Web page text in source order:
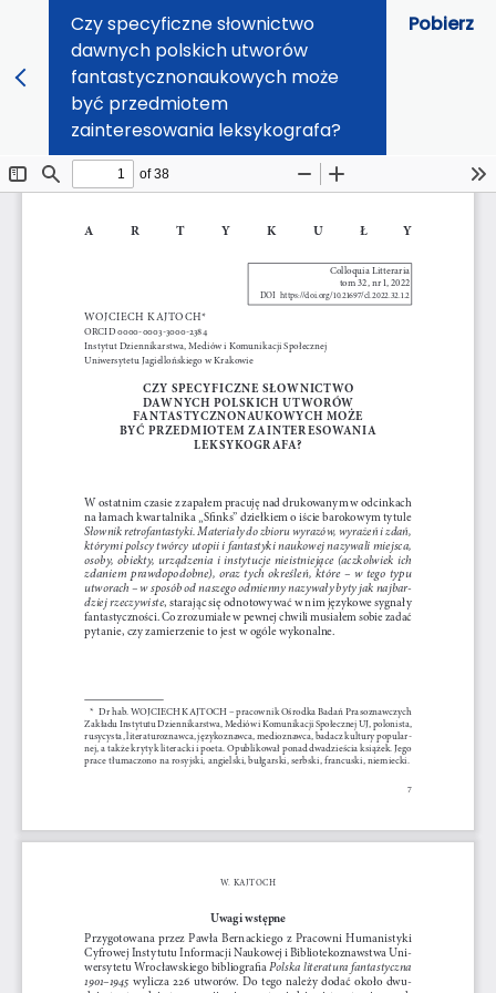
Czy specyficzne słownictwo
dawnych polskich utworów
fantastycznonaukowych może
być przedmiotem
zainteresowania leksykografa?
Pobierz